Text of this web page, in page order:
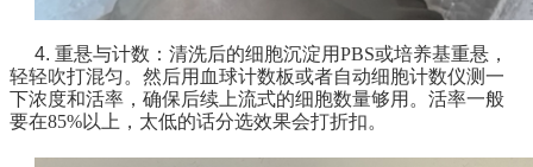
4. 重悬与计数：清洗后的细胞沉淀用PBS或培养基重悬，
轻轻吹打混匀。然后用血球计数板或者自动细胞计数仪测一
下浓度和活率，确保后续上流式的细胞数量够用。活率一般
要在85%以上，太低的话分选效果会打折扣。